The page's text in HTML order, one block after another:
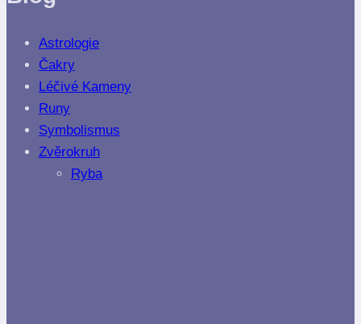
Astrologie
Čakry
Léčivé Kameny
Runy
Symbolismus
Zvěrokruh
Ryba